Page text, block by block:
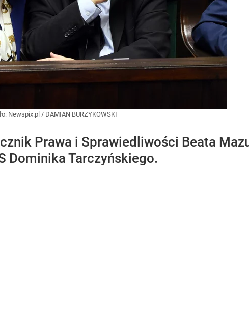
Newspix.pl / DAMIAN BURZYKOWSKI
Prawa i Sprawiedliwości Beata
Dominika Tarczyńskiego.